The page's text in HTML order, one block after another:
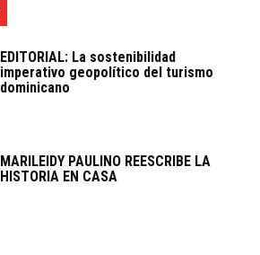
EDITORIAL: La sostenibilidad
imperativo geopolítico del turismo
dominicano
MARILEIDY PAULINO REESCRIBE LA
HISTORIA EN CASA